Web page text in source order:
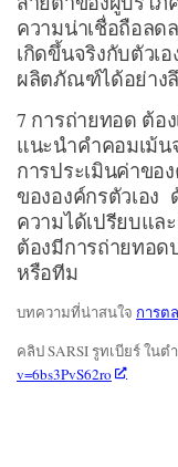
ความน่าเชื่อถือลด
เกิดขึ้นจริงกับตัวเ
ผลิตภัณฑ์ได้อย่าง
7 การถ่ายทอด ต้อ
แนะนำคำคอมเม้น
การประเมินค่าขอ
ขององค์กรตัวเอง
ความได้เปรียบแ
ต้องมีการถ่ายทอ
หรือทีม
บทความที่น่าสนใจ การต
คลิป SARSI รูทเบียร์ ในต
v=6bs3PvS62ro